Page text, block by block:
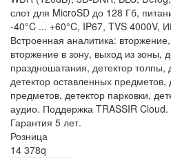
слот для MicroSD до 128 Гб,
-40°C ... +60°C, IP67, TVS 4000V,
Встроенная аналитика:
вторжение в зону, выход из зоны,
праздношатания, детектор толпы,
детектор оставленных
предметов, детектор парковки,
аудио. Поддержка TRASSIR
Гарантия 5 лет.
Розница
14 378q